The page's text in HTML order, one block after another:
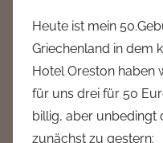
Heute ist mein
Griechenland in dem
Hotel Oreston haben
für uns drei für 50
billig, aber unbedingt
zunächst zu gestern: